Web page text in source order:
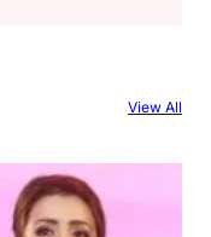
View All